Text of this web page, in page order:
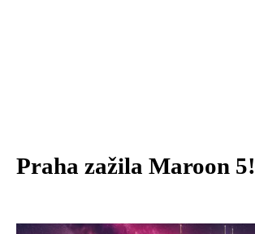
Praha zažila Maroon 5!